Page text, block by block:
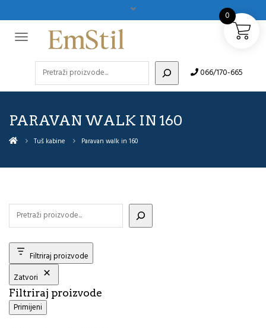
066/170-665
PARAVAN WALK IN 160
Tuš kabine Paravan walk in 160
Filtriraj proizvode
Zatvori
Filtriraj proizvode
Primijeni
0